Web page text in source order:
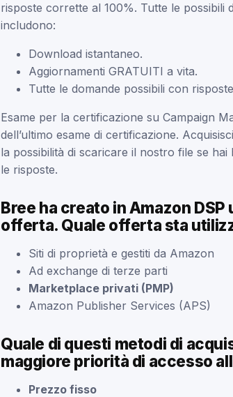
risposte corrette al 100%. Tutte le possibili
includono:
Download istantaneo.
Aggiornamenti GRATUITI a vita.
Tutte le domande possibili con
Esame per la certificazione su Campaign
dell’ultimo esame di certificazione.
la possibilità di scaricare il nostro file se hai
le risposte.
Bree ha creato in Amazon
offerta. Quale offerta sta
Siti di proprietà e gestiti da Amazon
Ad exchange di terze parti
Marketplace privati (PMP)
Amazon Publisher Services (APS)
Quale di questi metodi di
maggiore priorità di accesso
Prezzo fisso